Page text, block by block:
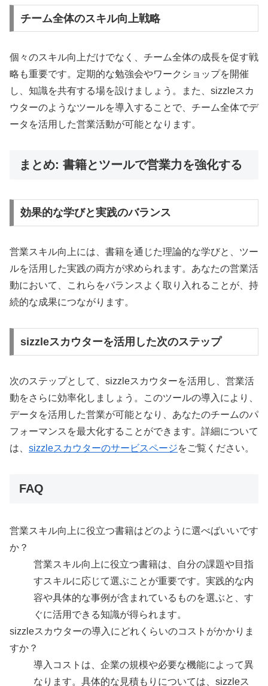
チーム全体のスキル向上戦略
個々のスキル向上だけでなく、チーム全体の成長を促す戦
略も重要です。定期的な勉強会やワークショップを開催
し、知識を共有する場を設けましょう。また、sizzleスカ
ウターのようなツールを導入することで、チーム全体でデ
ータを活用した営業活動が可能となります。
まとめ: 書籍とツールで営業力を強化する
効果的な学びと実践のバランス
営業スキル向上には、書籍を通じた理論的な学びと、ツー
ルを活用した実践の両方が求められます。あなたの営業活
動において、これらをバランスよく取り入れることが、持
続的な成果につながります。
sizzleスカウターを活用した次のステップ
次のステップとして、sizzleスカウターを活用し、営業活
動をさらに効率化しましょう。このツールの導入により、
データを活用した営業が可能となり、あなたのチームのパ
フォーマンスを最大化することができます。詳細について
は、 sizzleスカウターのサービスページをご覧ください。
FAQ
営業スキル向上に役立つ書籍はどのように選べばいいです
か？
営業スキル向上に役立つ書籍は、自分の課題や目指
すスキルに応じて選ぶことが重要です。実践的な内
容や具体的な事例が含まれているものを選ぶと、す
ぐに活用できる知識が得られます。
sizzleスカウターの導入にどれくらいのコストがかかりま
すか？
導入コストは、企業の規模や必要な機能によって異
なります。具体的な見積もりについては、sizzleス